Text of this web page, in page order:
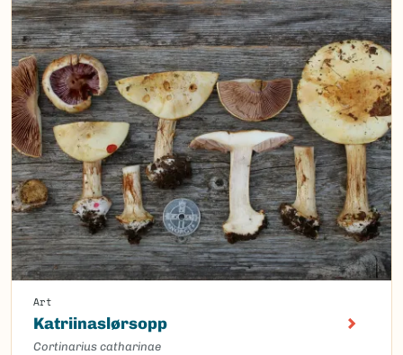
Art
Katriinaslørsopp
Cortinarius catharinae